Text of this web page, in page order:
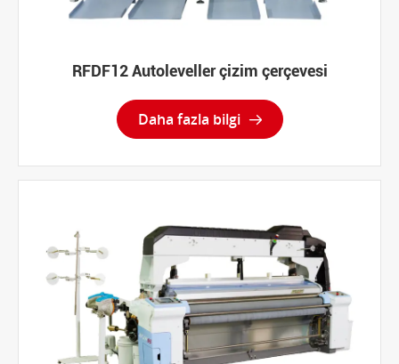
RFDF12 Autoleveller çizim çerçevesi
Daha fazla bilgi 